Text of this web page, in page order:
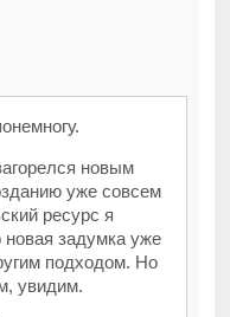
новым
уже совсем
ресурс я
задумка уже
подходом. Но
увидим.